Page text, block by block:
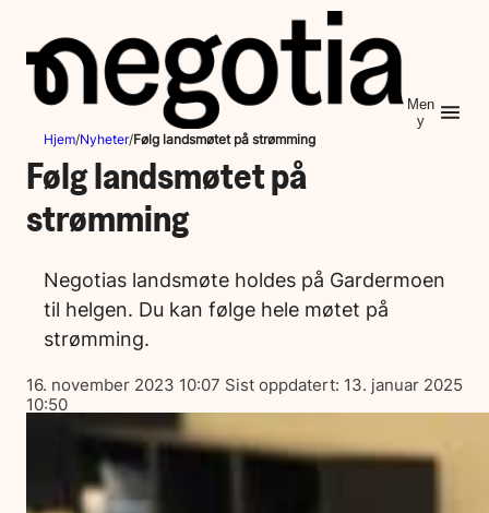
innhold
Men
y
Hjem/Nyheter/Følg landsmøtet på strømming
Følg landsmøtet på
strømming
Negotias landsmøte holdes på Gardermoen
til helgen. Du kan følge hele møtet på
strømming.
Lagt
ut
på
16. november 2023 10:07 Sist oppdatert: 13. januar 2025
10:50